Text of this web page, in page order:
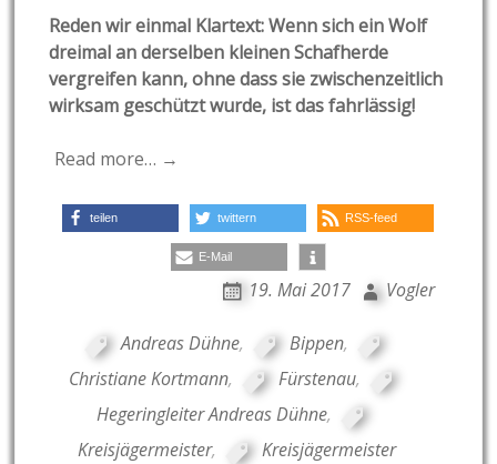
Reden wir einmal Klartext: Wenn sich ein Wolf
dreimal an derselben kleinen Schafherde
vergreifen kann, ohne dass sie zwischenzeitlich
wirksam geschützt wurde, ist das fahrlässig!
Read more… →
teilen twittern RSS-feed
E-Mail
19. Mai 2017 Vogler
Andreas Dühne, Bippen,
Christiane Kortmann, Fürstenau,
Hegeringleiter Andreas Dühne,
Kreisjägermeister,
Kreisjägermeister